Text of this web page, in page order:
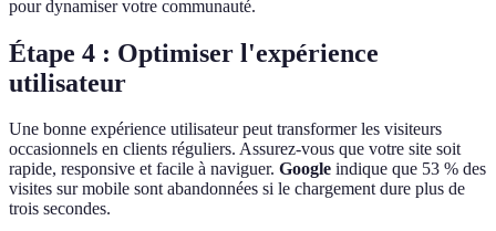
pour dynamiser votre communauté.
Étape 4 : Optimiser l'expérience
utilisateur
Une bonne expérience utilisateur peut transformer les visiteurs
occasionnels en clients réguliers. Assurez-vous que votre site soit
rapide, responsive et facile à naviguer. Google indique que 53 % des
visites sur mobile sont abandonnées si le chargement dure plus de
trois secondes.